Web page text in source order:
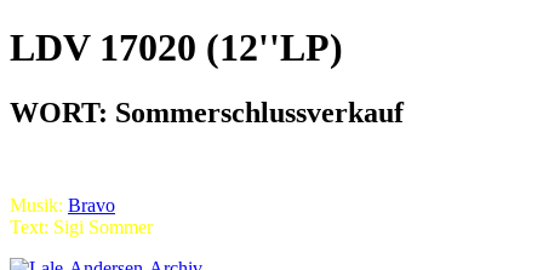
LDV 17020 (12''LP)
WORT: Sommerschlussverkauf
Musik: Bravo
Text: Sigi Sommer